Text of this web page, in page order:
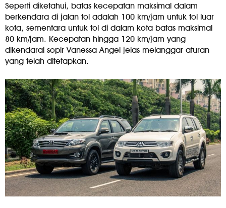
Seperti diketahui, batas kecepatan maksimal dalam
berkendara di jalan tol adalah 100 km/jam untuk tol luar
kota, sementara untuk tol di dalam kota batas maksimal
80 km/jam. Kecepatan hingga 120 km/jam yang
dikendarai sopir Vanessa Angel jelas melanggar aturan
yang telah ditetapkan.